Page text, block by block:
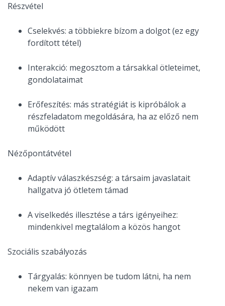
Részvétel
Cselekvés: a többiekre bízom a dolgot (ez egy
fordított tétel)
Interakció: megosztom a társakkal ötleteimet,
gondolataimat
Erőfeszítés: más stratégiát is kipróbálok a
részfeladatom megoldására, ha az előző nem
működött
Nézőpontátvétel
Adaptív válaszkészség: a társaim javaslatait
hallgatva jó ötletem támad
A viselkedés illesztése a társ igényeihez:
mindenkivel megtalálom a közös hangot
Szociális szabályozás
Tárgyalás: könnyen be tudom látni, ha nem
nekem van igazam